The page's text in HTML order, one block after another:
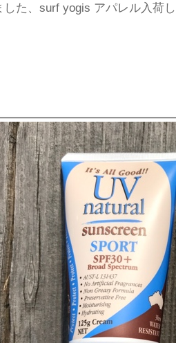
した、surf yogis アパレル入荷